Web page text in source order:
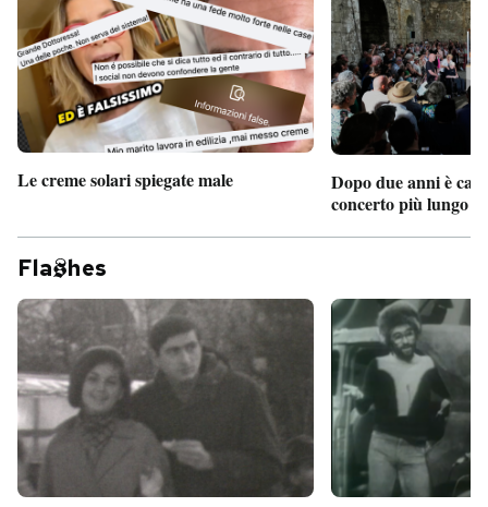
Le creme solari spiegate male
Dopo due anni è
concerto più lungo
Fla hes